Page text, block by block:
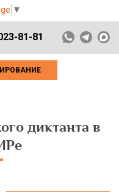
▼
81-81
диктанта в